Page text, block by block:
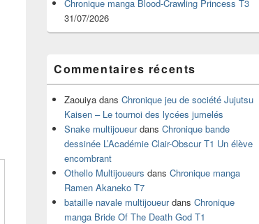
Chronique manga Blood-Crawling Princess T3
31/07/2026
Commentaires récents
Zaouiya dans Chronique jeu de société Jujutsu
Kaisen – Le tournoi des lycées jumelés
Snake multijoueurdans Chronique bande
dessinée L’Académie Clair-Obscur T1 Un élève
encombrant
Othello Multijoueurs dans Chronique manga
Ramen Akaneko T7
bataille navale multijoueurdans Chronique
manga Bride Of The Death God T1